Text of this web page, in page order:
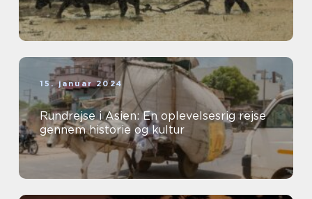
15. januar 2024
Rundrejse i Asien: En oplevelsesrig rejse
gennem historie og kultur